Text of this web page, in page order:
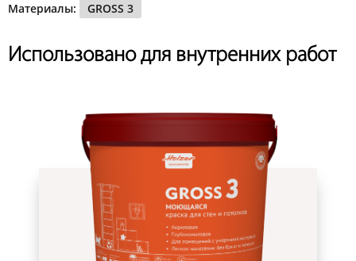
Материалы:
GROSS 3
Использовано для внутренних работ